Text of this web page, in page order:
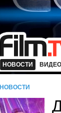
НОВОСТИ ВИДЕО
НОВОСТИ